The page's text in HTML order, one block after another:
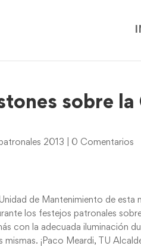
sobre la
2013 0 Comentarios
de Mantenimiento de
los festejos patronales
con la adecuada iluminación
¡Paco Meardi, TU